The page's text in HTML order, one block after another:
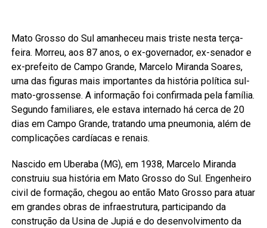
Mato Grosso do Sul amanheceu mais triste nesta terça-
feira. Morreu, aos 87 anos, o ex-governador, ex-senador e
ex-prefeito de Campo Grande, Marcelo Miranda Soares,
uma das figuras mais importantes da história política sul-
mato-grossense. A informação foi confirmada pela família.
Segundo familiares, ele estava internado há cerca de 20
dias em Campo Grande, tratando uma pneumonia, além de
complicações cardíacas e renais.
Nascido em Uberaba (MG), em 1938, Marcelo Miranda
construiu sua história em Mato Grosso do Sul. Engenheiro
civil de formação, chegou ao então Mato Grosso para atuar
em grandes obras de infraestrutura, participando da
construção da Usina de Jupiá e do desenvolvimento da